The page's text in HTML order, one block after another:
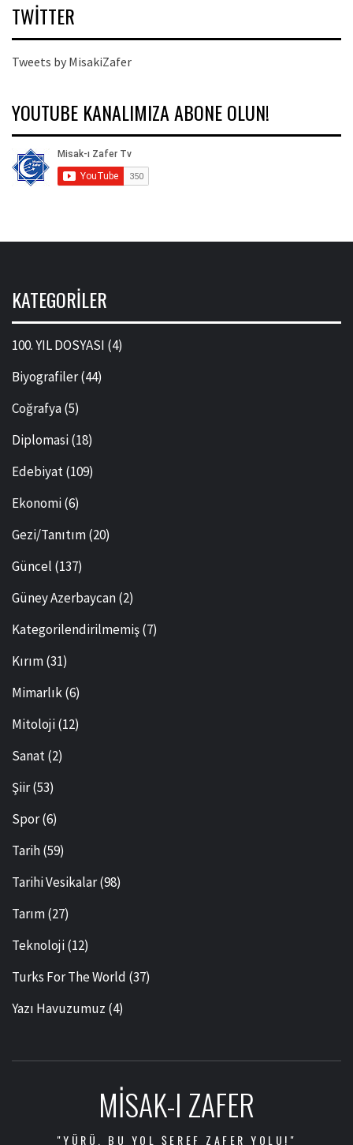
TWITTER
Tweets by MisakiZafer
YOUTUBE KANALIMIZA ABONE OLUN!
KATEGORILER
100. YIL DOSYASI (4)
Biyografiler(44)
Coğrafya(5)
Diplomasi(18)
Edebiyat(109)
Ekonomi(6)
Gezi/Tanıtım(20)
Güncel (137)
Güney Azerbaycan(2)
Kategorilendirilmemiş(7)
Kırım(31)
Mimarlık(6)
Mitoloji(12)
Sanat(2)
Şiir(53)
Spor(6)
Tarih(59)
Tarihi Vesikalar(98)
Tarım(27)
Teknoloji(12)
Turks For The World (37)
Yazı Havuzumuz (4)
MISAK-I ZAFER
"YÜRÜ, BU YOL ŞEREF ZAFER YOLU!"